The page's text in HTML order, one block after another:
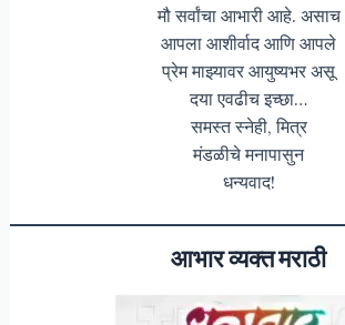
मौ सर्वांचा आभारी आहे. असाच
आपला आशीर्वाद आणि आपले
प्रेम माझ्यावर आयुष्यभर असू
दया एवढीच इच्छा…
समस्त स्नेही, मित्र
मंडळीचे मनापासुन
धन्यवाद!
आभार व्यक्त मराठी